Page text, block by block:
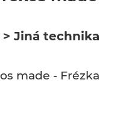
Jiná technika
made - Frézka